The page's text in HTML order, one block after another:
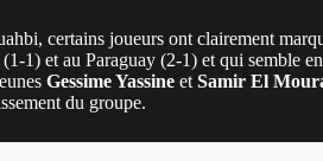
certains joueurs ont clairement
1) et au Paraguay (2-1) et qui semble
Gessime Yassine et Samir El
du groupe.